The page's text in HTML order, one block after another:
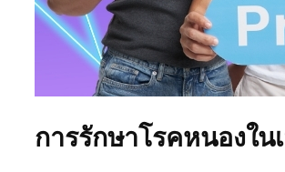
การรักษาโรคหนองใน